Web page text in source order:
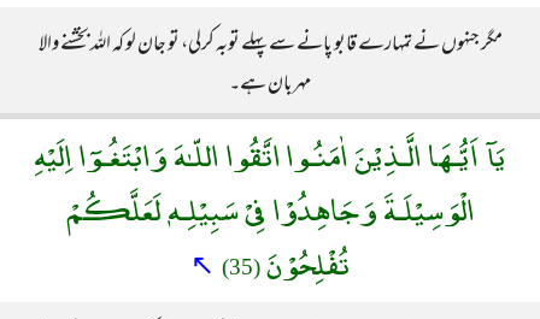
مگر جنہوں نے تمہارے قابو پانے سے پہلے توبہ کرلی، تو جان لو کہ اللہ بخشنے والا
مہربان ہے۔
يَآ اَيُّـهَا الَّـذِيْنَ اٰمَنُـوا اتَّقُوا اللّـٰهَ وَابْتَغُـوٓا اِلَيْهِ
الْوَسِيْلَـةَ وَجَاهِدُوْا فِىْ سَبِيْلِـهٖ لَعَلَّكُمْ
تُفْلِحُوْنَ(35)
↖